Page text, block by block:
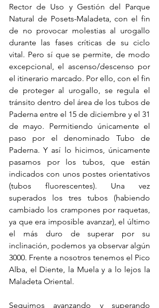
Rector de Uso y Gestión del Parque
Natural de Posets-Maladeta, con el fin
de no provocar molestias al urogallo
durante las fases críticas de su ciclo
vital. Pero sí que se permite, de modo
excepcional, el ascenso/descenso por
el itinerario marcado. Por ello, con el fin
de proteger al urogallo, se regula el
tránsito dentro del área de los tubos de
Paderna entre el 15 de diciembre y el 31
de mayo. Permitiendo únicamente el
paso por el denominado Tubo de
Paderna. Y así lo hicimos, únicamente
pasamos por los tubos, que están
indicados con unos postes orientativos
(tubos fluorescentes). Una vez
superados los tres tubos (habiendo
cambiado los crampones por raquetas,
ya que era imposible avanzar), el último
el más duro de superar por su
inclinación, podemos ya observar algún
3000. Frente a nosotros tenemos el Pico
Alba, el Diente, la Muela y a lo lejos la
Maladeta Oriental.
Seguimos avanzando y superando